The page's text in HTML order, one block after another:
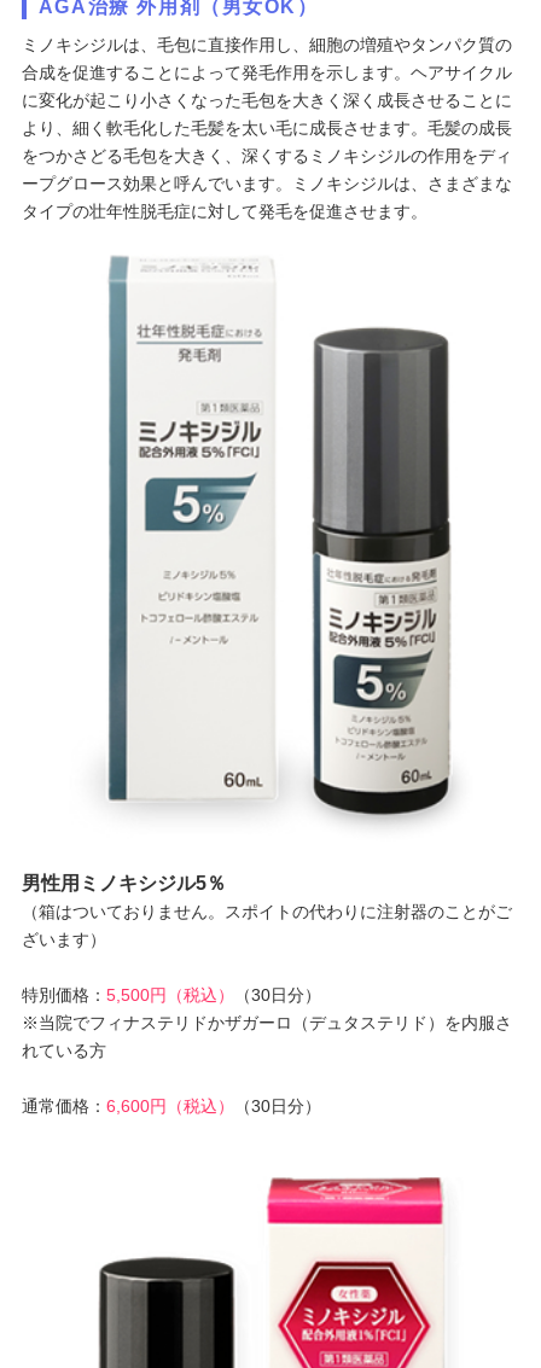
AGA治療 外用剤（男女OK）
ミノキシジルは、毛包に直接作用し、細胞の増殖やタンパク質の
合成を促進することによって発毛作用を示します。ヘアサイクル
に変化が起こり小さくなった毛包を大きく深く成長させることに
より、細く軟毛化した毛髪を太い毛に成長させます。毛髪の成長
をつかさどる毛包を大きく、深くするミノキシジルの作用をディ
ープグロース効果と呼んでいます。ミノキシジルは、さまざまな
タイプの壮年性脱毛症に対して発毛を促進させます。
男性用ミノキシジル5％
（箱はついておりません。スポイトの代わりに注射器のことがご
ざいます）
特別価格： 5,500円（税込）
（30日分）
※当院でフィナステリドかザガーロ（デュタステリド）を内服さ
れている方
通常価格： 6,600円（税込） （30日分）